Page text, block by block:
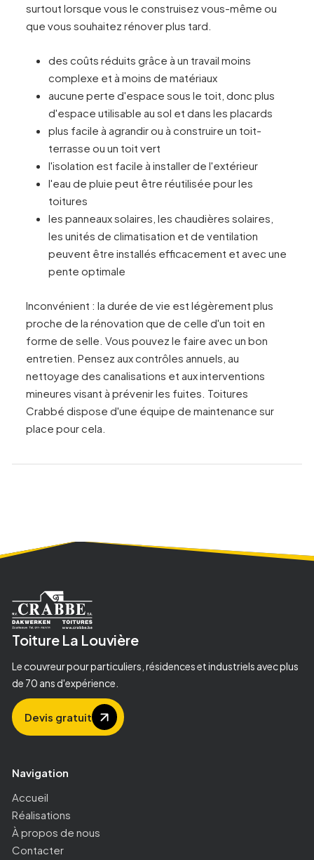
surtout lorsque vous le construisez vous-même ou
que vous souhaitez rénover plus tard.
des coûts réduits grâce à un travail moins
complexe et à moins de matériaux
aucune perte d'espace sous le toit, donc plus
d'espace utilisable au sol et dans les placards
plus facile à agrandir ou à construire un toit-
terrasse ou un toit vert
l'isolation est facile à installer de l'extérieur
l'eau de pluie peut être réutilisée pour les
toitures
les panneaux solaires, les chaudières solaires,
les unités de climatisation et de ventilation
peuvent être installés efficacement et avec une
pente optimale
Inconvénient : la durée de vie est légèrement plus
proche de la rénovation que de celle d'un toit en
forme de selle. Vous pouvez le faire avec un bon
entretien. Pensez aux contrôles annuels, au
nettoyage des canalisations et aux interventions
mineures visant à prévenir les fuites. Toitures
Crabbé dispose d'une équipe de maintenance sur
place pour cela.
Toiture La Louvière
Le couvreur pour particuliers, résidences et industriels avec plus
de 70 ans d'expérience.
Devis gratuit
Navigation
Accueil
Réalisations
À propos de nous
Contacter